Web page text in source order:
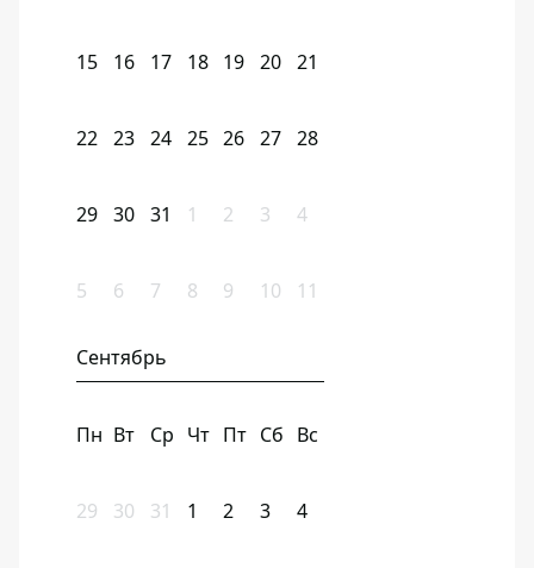
15 16 17 18 19 20 21
22 23 24 25 26 27 28
29 30 31 1 2 3 4
5 6 7 8 9 10 11
Сентябрь
Пн Вт Ср Чт Пт Сб Вс
29 30 31 1 2 3 4